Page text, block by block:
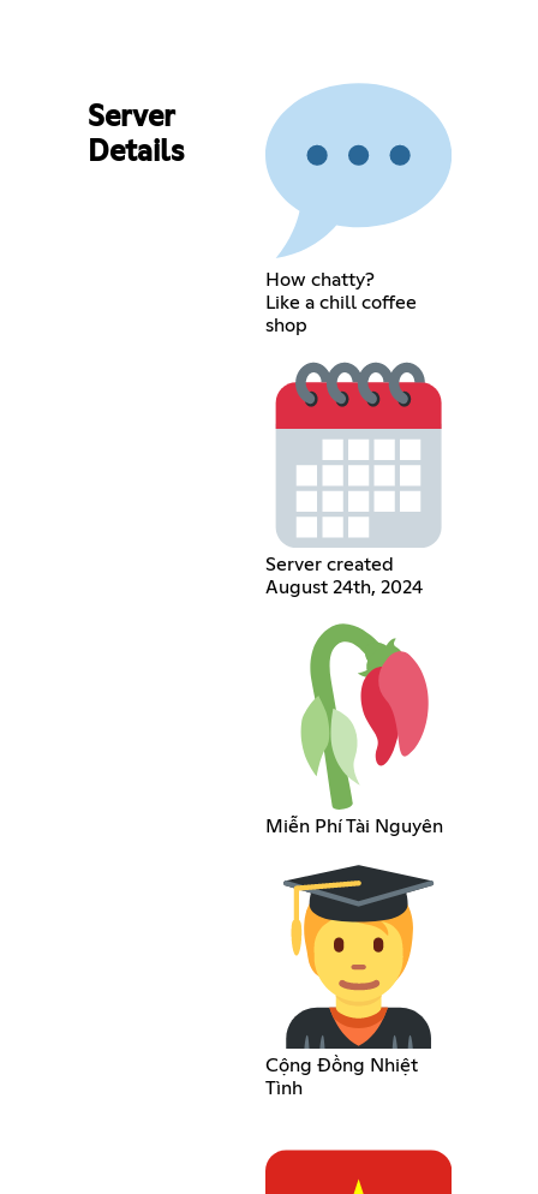
Server
Details
How chatty?
Like a chill coffee
shop
Server created
August 24th, 2024
Miễn Phí Tài Nguyên
Cộng Đồng Nhiệt
Tình